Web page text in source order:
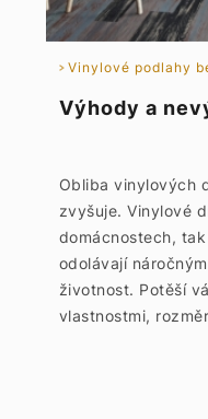
Vinylové podlahy
Výhody a
Obliba vinylových
zvyšuje. Vinylové
domácnostech,
odolávají
životnost. Potěší
vlastnostmi,